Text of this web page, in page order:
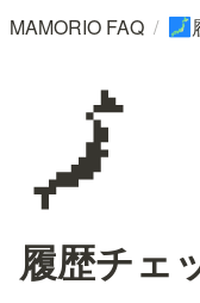
MAMORIO FAQ / 🗾
🗾
履歴チェ